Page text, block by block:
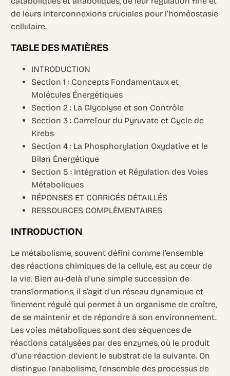
de leurs interconnexions cruciales pour l’homéostasie
cellulaire.
TABLE DES MATIÈRES
INTRODUCTION
Section 1 : Concepts Fondamentaux et
Molécules Énergétiques
Section 2 : La Glycolyse et son Contrôle
Section 3 : Carrefour du Pyruvate et Cycle de
Krebs
Section 4 : La Phosphorylation Oxydative et le
Bilan Énergétique
Section 5 : Intégration et Régulation des Voies
Métaboliques
RÉPONSES ET CORRIGÉS DÉTAILLÉS
RESSOURCES COMPLÉMENTAIRES
INTRODUCTION
Le métabolisme, souvent défini comme l’ensemble
des réactions chimiques de la cellule, est au cœur de
la vie. Bien au-delà d’une simple succession de
transformations, il s’agit d’un réseau dynamique et
finement régulé qui permet à un organisme de croître,
de se maintenir et de répondre à son environnement.
Les voies métaboliques sont des séquences de
réactions catalysées par des enzymes, où le produit
d’une réaction devient le substrat de la suivante. On
distingue l’anabolisme, l’ensemble des processus de